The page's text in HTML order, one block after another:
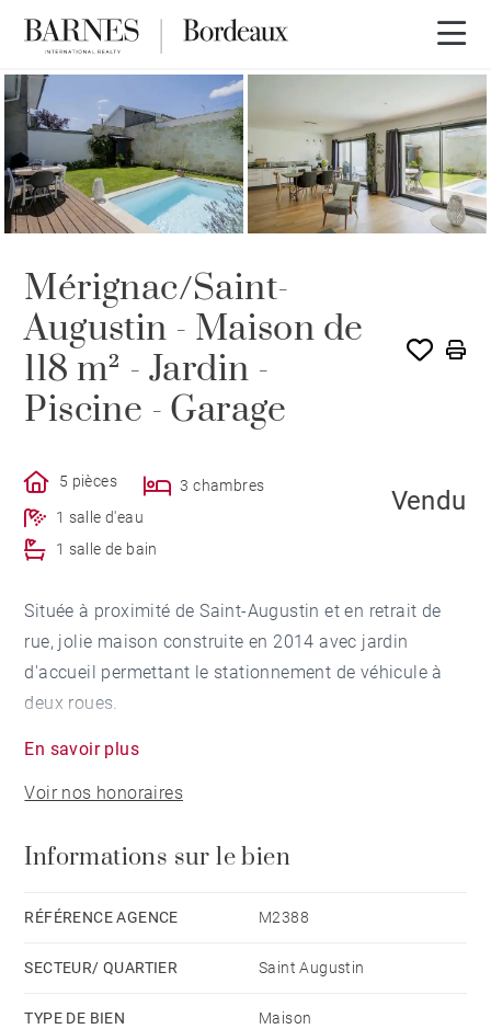
VENDU PAR BARNES
Mérignac/Saint-
Augustin - Maison de
118 m² - Jardin -
Piscine - Garage
5 pièces
3 chambres
1 salle d'eau
1 salle de bain
Vendu
Située à proximité de Saint-Augustin et en retrait de
rue, jolie maison construite en 2014 avec jardin
d'accueil permettant le stationnement de véhicule à
deux roues.
très lumineuse d'environ 44 m² avec cuisine ouverte,
donnant sur un jardin sans vis à vis, exposé Ouest et
avec salle d'eau ainsi qu'un cellier complètent ce
chambres, une salle de bains, ainsi qu'un débarras.
En savoir plus
Voir nos honoraires
Informations sur le bien
RÉFÉRENCE AGENCE M2388
SECTEUR/ QUARTIER Saint Augustin
TYPE DE BIEN Maison